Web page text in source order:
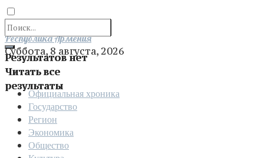
Результатов нет
Читать все
результаты
Отправить
Республика Армения
Суббота, 8 августа, 2026
Официальная хроника
Государство
Регион
Экономика
Общество